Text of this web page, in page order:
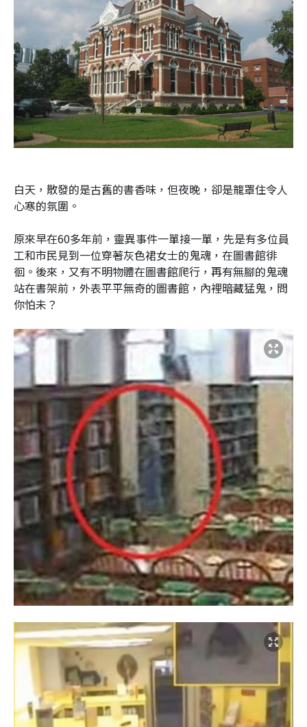
白天，散發的是古舊的書香味，但夜晚，卻是籠罩住令人
心寒的氛圍。
原來早在60多年前，靈異事件一單接一單，先是有多位員
工和市民見到一位穿著灰色裙女士的鬼魂，在圖書館徘
徊。後來，又有不明物體在圖書館爬行，再有無腳的鬼魂
站在書架前，外表平平無奇的圖書館，內裡暗藏猛鬼，問
你怕未？